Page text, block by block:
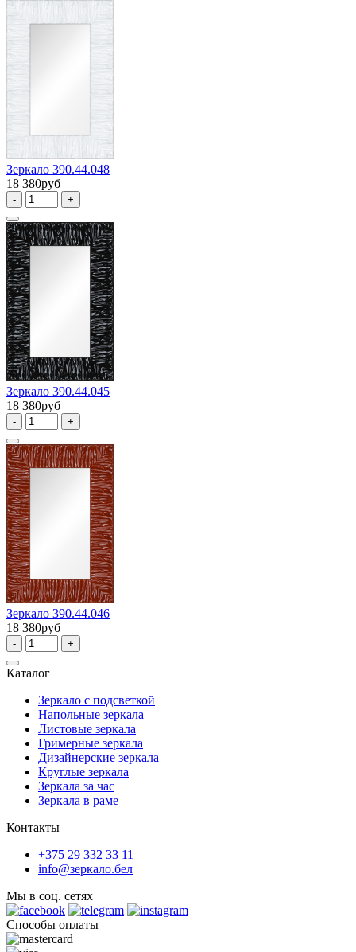
Зеркало 390.44.048
18 380руб
- +
Зеркало 390.44.045
18 380руб
- +
Зеркало 390.44.046
18 380руб
- +
Каталог
Зеркало с подсветкой
Напольные зеркала
Листовые зеркала
Гримерные зеркала
Дизайнерские зеркала
Круглые зеркала
Зеркала за час
Зеркала в раме
Контакты
+375 29 332 33 11
info@зеркало.бел
Мы в соц. сетях
Способы оплаты